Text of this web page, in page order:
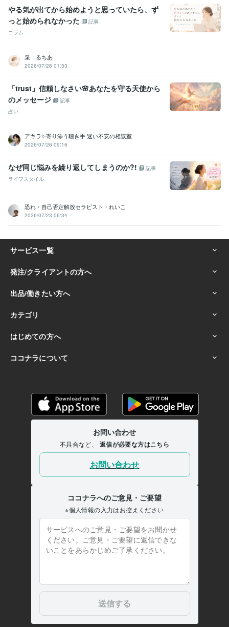
やる気が出てから始めようと思っていたら、ず
っと始められなかった
記事
コラム
泉 るちあ
2026/07/28 01:53
「trust」信頼しなさい🌸あなたを守る天使から
のメッセージ
記事
占い
アキラ✨寄り添う聴き手 迷い不安の相談室
2026/07/26 09:16
なぜ同じ悩みを繰り返してしまうのか?!
記事
ライフスタイル
恐れ・自己否定解放セラピスト・れいこ
2026/07/23 06:34